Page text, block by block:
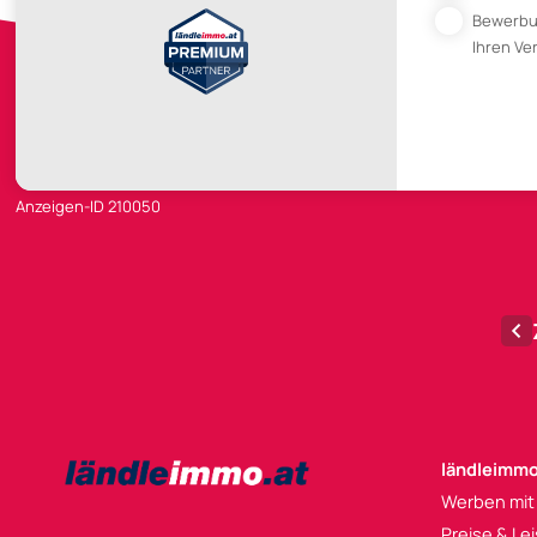
Ihren
Anzeigen-ID 210050
Werben